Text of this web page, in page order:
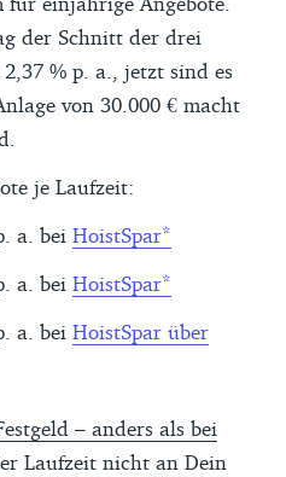
der Schnitt der drei
% p. a., jetzt sind es
von 30.000 € macht
je Laufzeit:
a. bei HoistSpar
a. bei HoistSpar
a. bei HoistSpar über
– anders als bei
Laufzeit nicht an Dein